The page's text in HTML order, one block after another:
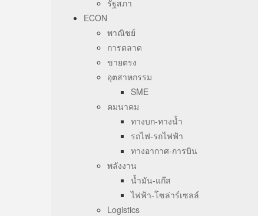
รัฐสภา
ECON
พาณิชย์
การตลาด
ขายตรง
อุตสาหกรรม
SME
คมนาคม
ทางบก-ทางน้ำ
รถไฟ-รถไฟฟ้า
ทางอากาศ-การบิน
พลังงาน
น้ำมัน-แก๊ส
ไฟฟ้า-โซล่าร์เซลล์
Logistics